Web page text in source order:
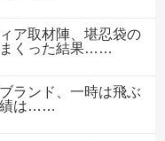
ア取材陣、堪忍袋の
まくった結果……
ランド、一時は飛ぶ
績は……